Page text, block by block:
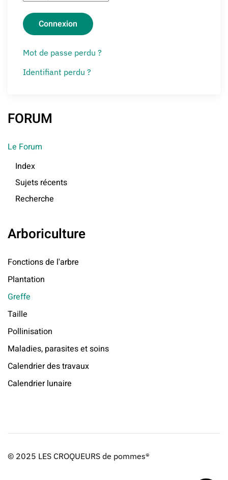
Connexion
Mot de passe perdu ?
Identifiant perdu ?
FORUM
Le Forum
Index
Sujets récents
Recherche
Arboriculture
Fonctions de l'arbre
Plantation
Greffe
Taille
Pollinisation
Maladies, parasites et soins
Calendrier des travaux
Calendrier lunaire
© 2025 LES CROQUEURS de pommes®